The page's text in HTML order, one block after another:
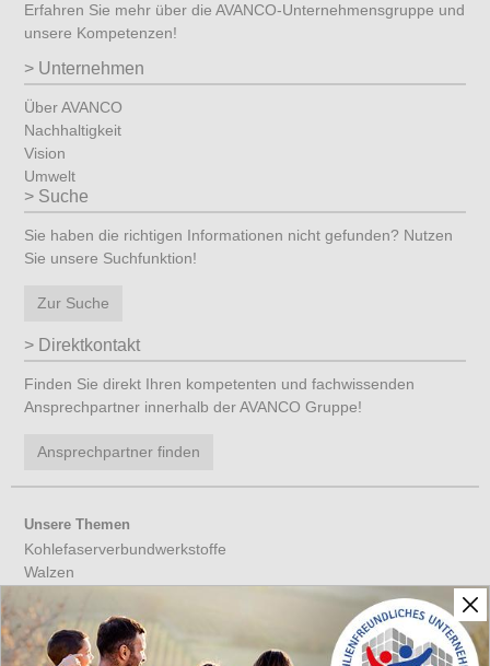
Erfahren Sie mehr über die AVANCO-Unternehmensgruppe und
unsere Kompetenzen!
Unternehmen
Über AVANCO
Nachhaltigkeit
Vision
Umwelt
Suche
Sie haben die richtigen Informationen nicht gefunden? Nutzen
Sie unsere Suchfunktion!
Zur Suche
Direktkontakt
Finden Sie direkt Ihren kompetenten und fachwissenden
Ansprechpartner innerhalb der AVANCO Gruppe!
Ansprechpartner finden
Unsere Themen
Kohlefaserverbundwerkstoffe
Walzen
Verbundwerkstoffe
Leichtbau